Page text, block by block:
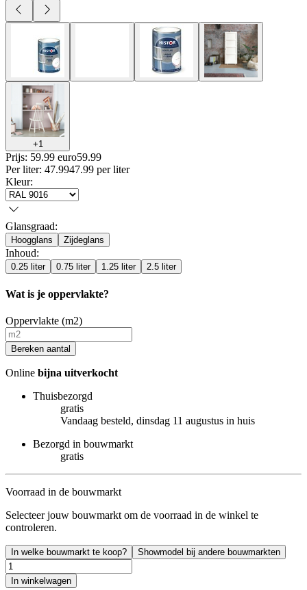
+1
Prijs: 59.99 euro59.99
Per liter: 47.9947.99 per liter
Kleur:
Glansgraad:
Hoogglans Zijdeglans
Inhoud:
0.25 liter 0.75 liter 1.25 liter 2.5 liter
Wat is je oppervlakte?
Oppervlakte (m2)
Bereken aantal
Online bijna uitverkocht
Thuisbezorgd
gratis
Vandaag besteld, dinsdag 11 augustus in huis
Bezorgd in bouwmarkt
gratis
Voorraad in de bouwmarkt
Selecteer jouw bouwmarkt om de voorraad in de winkel te
controleren.
In welke bouwmarkt te koop? Showmodel bij andere bouwmarkten
In winkelwagen